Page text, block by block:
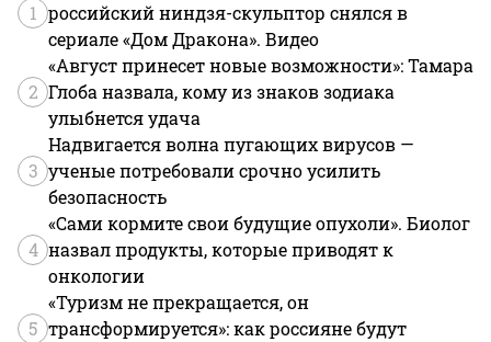
1 российский ниндзя-скульптор снялся в
сериале «Дом Дракона». Видео
2
«Август принесет новые возможности»: Тамара
Глоба назвала, кому из знаков зодиака
улыбнется удача
3
Надвигается волна пугающих вирусов —
ученые потребовали срочно усилить
безопасность
4
«Сами кормите свои будущие опухоли». Биолог
назвал продукты, которые приводят к
онкологии
5
«Туризм не прекращается, он
трансформируется»: как россияне будут